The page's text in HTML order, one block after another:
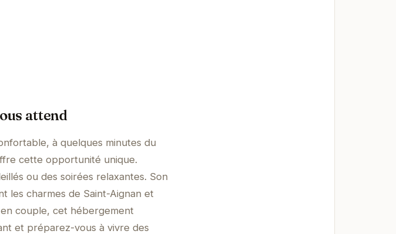
attend
à quelques minutes du
cette opportunité unique.
ou des soirées relaxantes. Son
les charmes de Saint-Aignan et
couple, cet hébergement
et préparez-vous à vivre des